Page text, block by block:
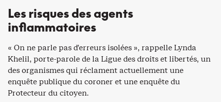
Les risques des agents
inflammatoires
« On ne parle pas d’erreurs isolées », rappelle Lynda
Khelil, porte-parole de la Ligue des droits et libertés, un
des organismes qui réclament actuellement une
enquête publique du coroner et une enquête du
Protecteur du citoyen.